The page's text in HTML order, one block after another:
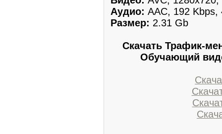
Аудио: AAC, 192 Kbps,
Размер: 2.31 Gb
Скачать Трафик-
Обучающий